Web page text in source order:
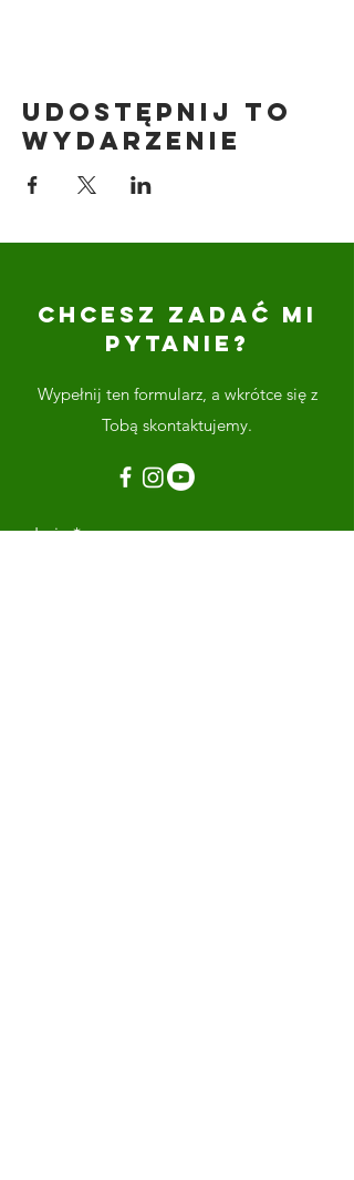
Udostępnij to
wydarzenie
CHCESZ ZADAĆ MI
PYTANIE?
Wypełnij ten formularz, a wkrótce się z
Tobą skontaktujemy.
Imię